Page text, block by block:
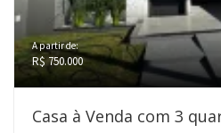
A partir de:
R$ 750.000
Casa à Venda com 3